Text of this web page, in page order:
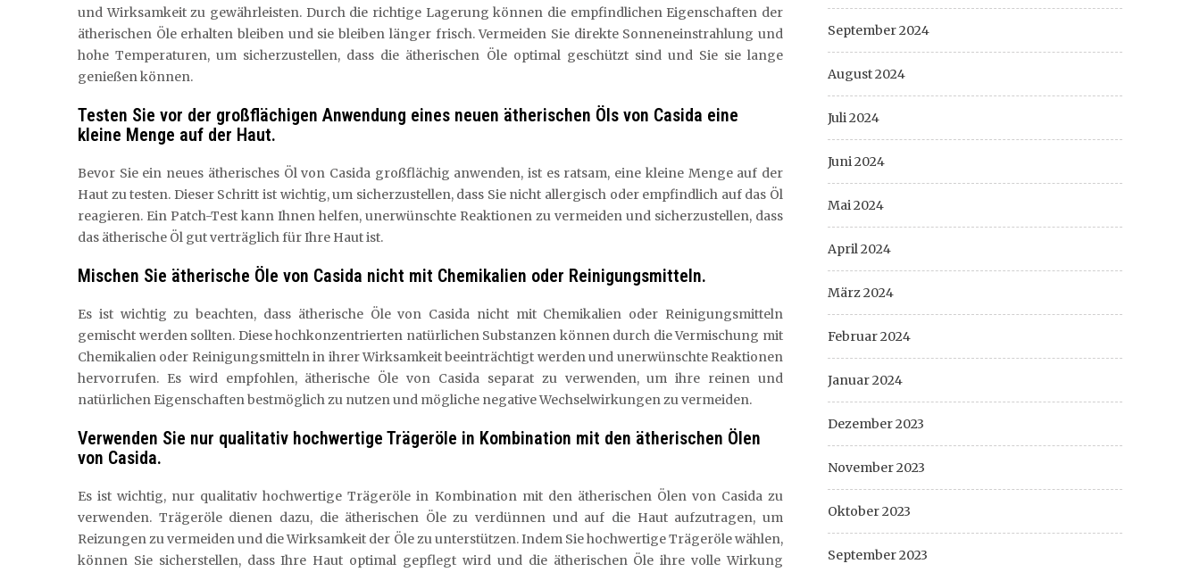
und Wirksamkeit zu gewährleisten. Durch die richtige Lagerung können die empfindlichen Eigenschaften der
ätherischen Öle erhalten bleiben und sie bleiben länger frisch. Vermeiden Sie direkte Sonneneinstrahlung und
hohe Temperaturen, um sicherzustellen, dass die ätherischen Öle optimal geschützt sind und Sie sie lange
genießen können.
Testen Sie vor der großflächigen Anwendung eines neuen ätherischen Öls von Casida eine
kleine Menge auf der Haut.
Bevor Sie ein neues ätherisches Öl von Casida großflächig anwenden, ist es ratsam, eine kleine Menge auf der
Haut zu testen. Dieser Schritt ist wichtig, um sicherzustellen, dass Sie nicht allergisch oder empfindlich auf das Öl
reagieren. Ein Patch-Test kann Ihnen helfen, unerwünschte Reaktionen zu vermeiden und sicherzustellen, dass
das ätherische Öl gut verträglich für Ihre Haut ist.
Mischen Sie ätherische Öle von Casida nicht mit Chemikalien oder Reinigungsmitteln.
Es ist wichtig zu beachten, dass ätherische Öle von Casida nicht mit Chemikalien oder Reinigungsmitteln
gemischt werden sollten. Diese hochkonzentrierten natürlichen Substanzen können durch die Vermischung mit
Chemikalien oder Reinigungsmitteln in ihrer Wirksamkeit beeinträchtigt werden und unerwünschte Reaktionen
hervorrufen. Es wird empfohlen, ätherische Öle von Casida separat zu verwenden, um ihre reinen und
natürlichen Eigenschaften bestmöglich zu nutzen und mögliche negative Wechselwirkungen zu vermeiden.
Verwenden Sie nur qualitativ hochwertige Trägeröle in Kombination mit den ätherischen Ölen
von Casida.
Es ist wichtig, nur qualitativ hochwertige Trägeröle in Kombination mit den ätherischen Ölen von Casida zu
verwenden. Trägeröle dienen dazu, die ätherischen Öle zu verdünnen und auf die Haut aufzutragen, um
Reizungen zu vermeiden und die Wirksamkeit der Öle zu unterstützen. Indem Sie hochwertige Trägeröle wählen,
können Sie sicherstellen, dass Ihre Haut optimal gepflegt wird und die ätherischen Öle ihre volle Wirkung
September 2024
August 2024
Juli 2024
Juni 2024
Mai 2024
April 2024
März 2024
Februar 2024
Januar 2024
Dezember 2023
November 2023
Oktober 2023
September 2023